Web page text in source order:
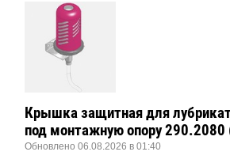
Крышка защитная для
под монтажную опору
Обновлено 06.08.2026 в 01:40